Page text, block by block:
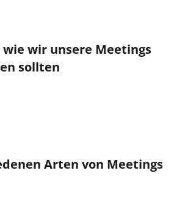
wir unsere Meetings
sollten
Arten von Meetings